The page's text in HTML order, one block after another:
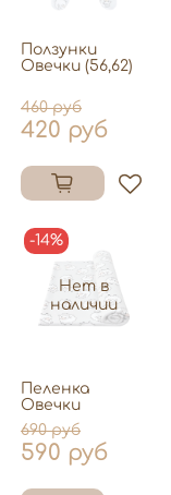
Ползунки
Овечки (56,62)
460 руб
420 руб
Нет в
наличии
-14%
Пеленка
Овечки
690 руб
590 руб